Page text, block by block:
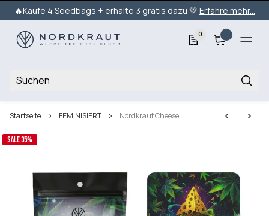
🔥Kaufe 4 Seedbags + erhalte 3 gratis dazu 💚 Erfahre mehr...
0
Startseite FEMINISIERT Nordkraut Cheese
SALE 35%